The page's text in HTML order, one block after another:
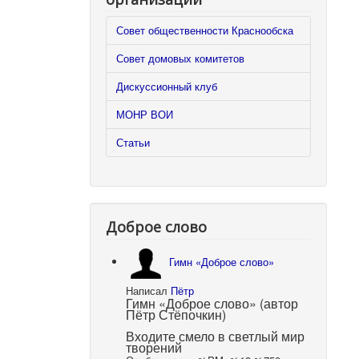
Совет общественности Краснообска
Совет домовых комитетов
Дискуссионный клуб
МОНР ВОИ
Статьи
Доброе слово
Гимн «Доброе слово»
Написал Пётр
Гимн «Доброе слово» (автор
Пётр Стёпочкин)
Входите смело в светлый мир
творений